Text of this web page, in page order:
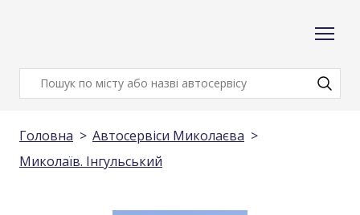
Головна
Автосервіси Миколаєва
Миколаїв. Iнгульський